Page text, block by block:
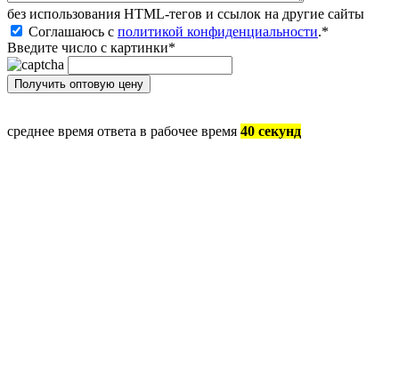
без иcпользования HTML-тегов и ссылок на другие сайты
Соглашаюсь с политикой конфиденциальности.*
Введите число с картинки*
среднее время ответа в рабочее время 40 секунд